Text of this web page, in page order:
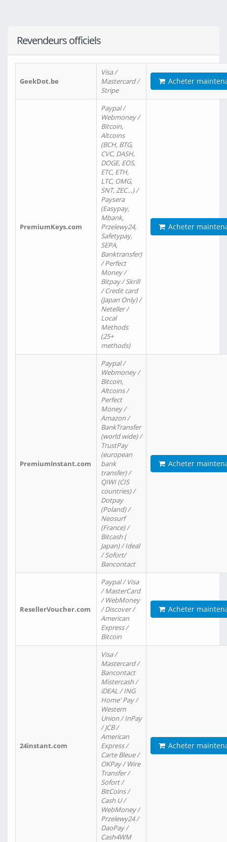
Revendeurs officiels
GeekDot.be
Visa /
Mastercard /
Stripe
Acheter
PremiumKeys.com
Paypal /
Webmoney /
Bitcoin,
Altcoins
(BCH, BTG,
CVC, DASH,
DOGE, EOS,
ETC, ETH,
LTC, OMG,
SNT, ZEC…) /
Paysera
(Easypay,
Mbank,
Przelewy24,
Safetypay,
SEPA,
Banktransfer)
/ Perfect
Money /
Bitpay / Skrill
/ Credit card
(Japan Only) /
Neteller /
Local
Methods
(25+
methods)
Acheter
PremiumInstant.com
Paypal /
Webmoney /
Bitcoin,
Altcoins /
Perfect
Money /
Amazon /
BankTransfer
(world wide) /
TrustPay
(european
bank
transfer) /
QIWI (CIS
countries) /
Dotpay
(Poland) /
Neosurf
(France) /
Bitcash (
Japan) / Ideal
/ Sofort/
Bancontact
Acheter
ResellerVoucher.com
Paypal / Visa
/ MasterCard
/ WebMoney
/ Discover /
American
Express /
Bitcoin
Acheter
24instant.com
Visa /
Mastercard /
Bancontact
Mistercash /
iDEAL / ING
Home' Pay /
Western
Union / InPay
/ JCB /
American
Express /
Carte Bleue /
OKPay / Wire
Transfer /
Sofort /
BitCoins /
Cash U /
WebMoney /
Przelewy24 /
DaoPay /
Cash4WM
Acheter